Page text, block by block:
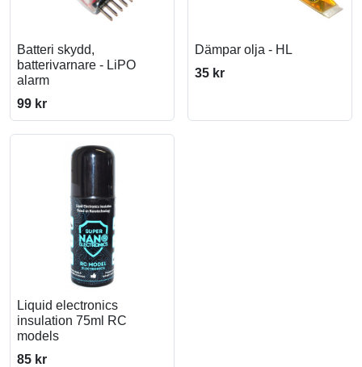
Batteri skydd,
batterivarnare - LiPO
alarm
99 kr
Dämpar olja - HL
35 kr
Liquid electronics
insulation 75ml RC
models
85 kr